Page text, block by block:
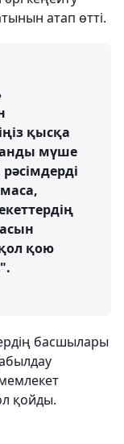
атап өтті.
қысқа
мүше
қою
басшылары
қойды.